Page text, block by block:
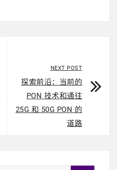
NEXT POST
探索前沿：当前的
PON 技术和通往
25G 和 50G PON 的
道路